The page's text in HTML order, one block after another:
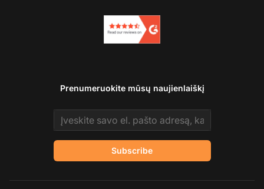
Prenumeruokite mūsų naujienlaiškį
Email address
Subscribe